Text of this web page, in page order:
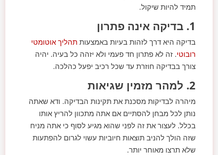
תמיד להיות שיקול.
1. בדיקה אינה פתרון
בדיקה היא דרך לזהות בעיות באמצעות תהליך אוטומטי
רובוטי. זה לא פתרון חד פעמי ולא יזהה כל בעיה. יהיה
צורך בבדיקה חוזרת עד שכל רכיב יפעל כהלכה.
2. למהר מזמין שגיאות
מיהרה לבדיקות מסכנת את תקינות הבדיקה. ודא שאתה
נותן לכל מבחן להסתיים אם אתה מתכוון להריץ אותו
בכלל. לעצור את זה לפני שהוא מגיע לסוף כי אתה מניח
שזה הולך להניב תוצאות חיוביות עשוי לגרום להפתעות
שלא תרצו מאוחר יותר.